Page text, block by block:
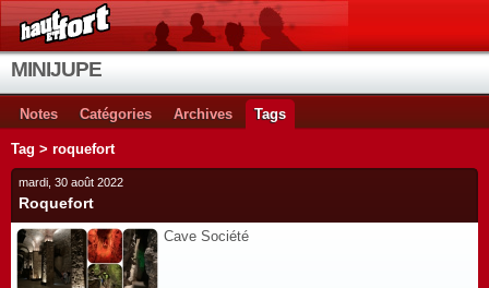
MINIJUPE
Notes Catégories Archives Tags
Tag > roquefort
mardi, 30 août 2022
Roquefort
Cave Société